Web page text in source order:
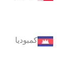
كمبوديا